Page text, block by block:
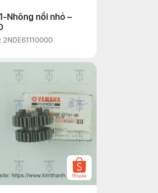
Nhông nồi nhỏ –
2NDE61110000